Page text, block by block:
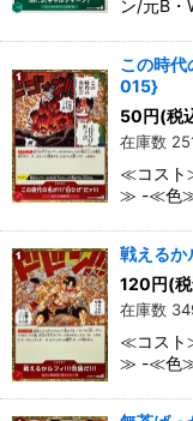
ン/元B
この時
015}
50円(税
在庫数
≪コス
≫ -≪色≫
戦える
120円(
在庫数
≪コス
≫ -≪色≫